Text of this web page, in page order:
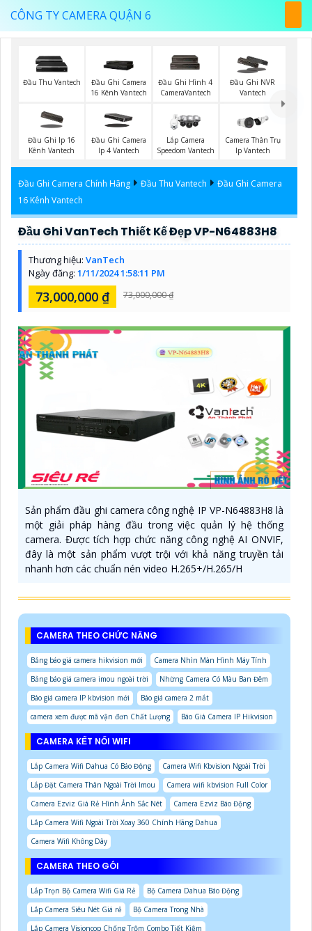
CÔNG TY CAMERA QUẬN 6
Đầu Thu Vantech
Đầu Ghi Camera
16 Kênh Vantech
Đầu Ghi Hình 4
CameraVantech
Đầu Ghi NVR
Vantech
Đầu Ghi Ip 16
Kênh Vantech
Đầu Ghi Camera
Ip 4 Vantech
Lắp Camera
Speedom Vantech
Camera Thân Trụ
Ip Vantech
Đầu Ghi Camera Chính Hãng Đầu Thu Vantech
Đầu Ghi Camera
16 Kênh Vantech
Đầu Ghi VanTech Thiết Kế Đẹp VP-N64883H8
Thương hiệu: VanTech
Ngày đăng: 1/11/2024 1:58:11 PM
73,000,000 ₫ 73,000,000 ₫
Sản phẩm đầu ghi camera công nghệ IP VP-N64883H8 là
một giải pháp hàng đầu trong việc quản lý hệ thống
camera. Được tích hợp chức năng công nghệ AI ONVIF,
đây là một sản phẩm vượt trội với khả năng truyền tải
nhanh hơn các chuẩn nén video H.265+/H.265/H
CAMERA THEO CHỨC NĂNG
Bảng báo giá camera hikvision mới
Camera Nhìn Màn Hình Máy Tính
Bảng báo giá camera imou ngoài trời
Những Camera Có Màu Ban Đêm
Báo giá camera IP kbvision mới
Báo giá camera 2 mắt
camera xem được mã vận đơn Chất Lượng
Báo Giá Camera IP Hikvision
CAMERA KẾT NỐI WIFI
Lắp Camera Wifi Dahua Có Báo Động
Camera Wifi Kbvision Ngoài Trời
Lắp Đặt Camera Thân Ngoài Trời Imou
Camera wifi kbvision Full Color
Camera Ezviz Giá Rẻ Hình Ảnh Sắc Nét
Camera Ezviz Báo Động
Lắp Camera Wifi Ngoài Trời Xoay 360 Chính Hãng Dahua
Camera Wifi Không Dây
CAMERA THEO GÓI
Lắp Trọn Bộ Camera Wifi Giá Rẻ
Bộ Camera Dahua Báo Động
Lắp Camera Siêu Nét Giá rẻ
Bộ Camera Trong Nhà
Lắp Camera Visioncop Chống Trộm Combo Tiết Kiệm